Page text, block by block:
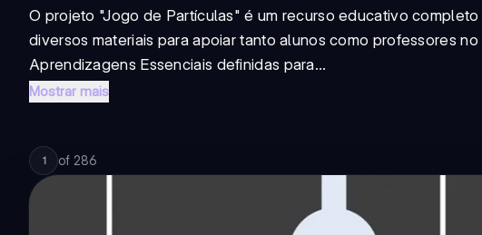
O projeto "Jogo de Partículas" é um recurso educativo
diversos materiais para apoiar tanto alunos como professores
Aprendizagens Essenciais definidas para...
Mostrar mais
1 of 286